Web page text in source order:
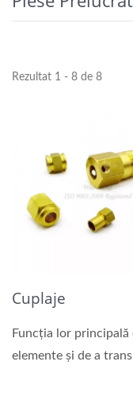
Rezultat 1 - 8 de 8
Cuplaje
Funcția lor principală
elemente și de a